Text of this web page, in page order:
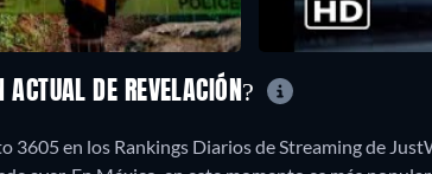
DE REVELACIÓN?
3605 en los Rankings Diarios de Streaming de